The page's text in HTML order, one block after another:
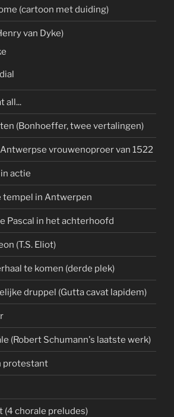
(cartoon met duiding)
van Dyke)
all...
(Bonhoeffer, twee vertalingen)
vrouwenoproer van 1522
actie
tempel in Antwerpen
Pascal in het achterhoofd
(T.S. Eliot)
te komen (derde plek)
druppel (Gutta cavat lapidem)
(Robert Schumann's laatste werk)
protestant
(4 chorale preludes)